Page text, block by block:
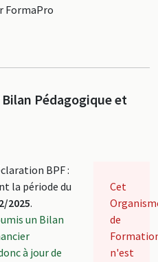
FormaPro
Pédagogique et
BPF :
la période du
2025.
un Bilan
à jour de
Cet
de
n'est